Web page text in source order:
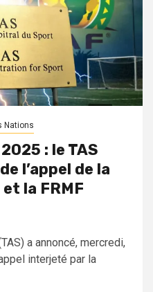
Nations
: le TAS
l’appel de la
la FRMF
a annoncé, mercredi,
interjeté par la